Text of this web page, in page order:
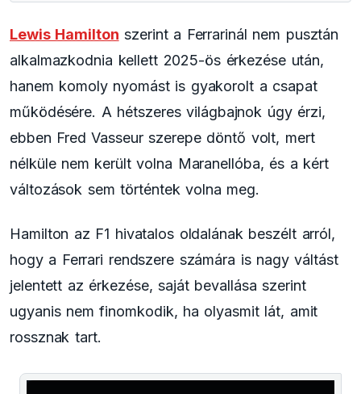
Lewis Hamilton szerint a Ferrarinál nem pusztán
alkalmazkodnia kellett 2025-ös érkezése után,
hanem komoly nyomást is gyakorolt a csapat
működésére. A hétszeres világbajnok úgy érzi,
ebben Fred Vasseur szerepe döntő volt, mert
nélküle nem került volna Maranellóba, és a kért
változások sem történtek volna meg.
Hamilton az F1 hivatalos oldalának beszélt arról,
hogy a Ferrari rendszere számára is nagy váltást
jelentett az érkezése, saját bevallása szerint
ugyanis nem finomkodik, ha olyasmit lát, amit
rossznak tart.